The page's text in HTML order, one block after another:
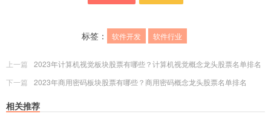
标签： 软件开发 软件行业
上一篇
2023年计算机视觉板块股票有哪些？计算机视觉概念龙头股票名单排名
下一篇
2023年商用密码板块股票有哪些？商用密码概念龙头股票名单排名
相关推荐